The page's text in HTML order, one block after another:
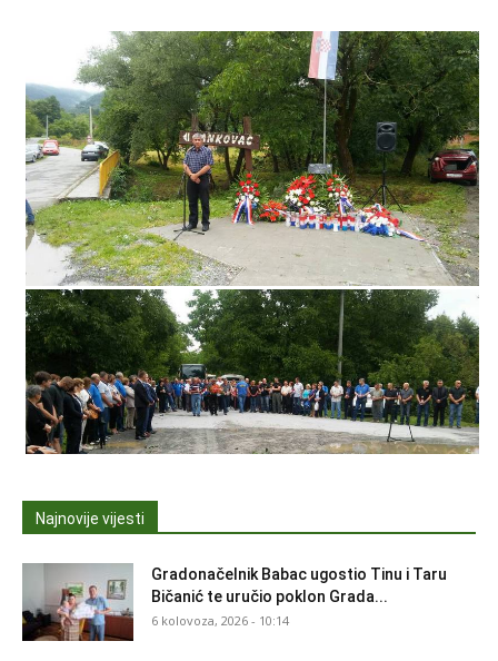
Najnovije vijesti
Gradonačelnik Babac ugostio Tinu i Taru
Bičanić te uručio poklon Grada...
6 kolovoza, 2026 - 10:14